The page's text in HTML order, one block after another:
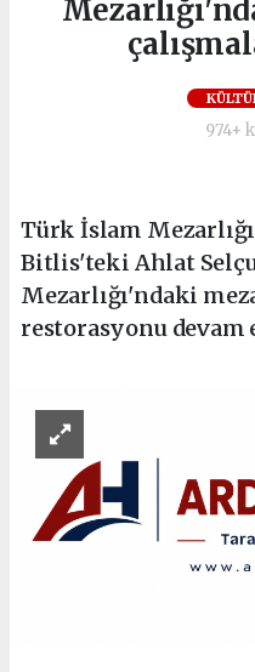
974+
Türk İslam
Bitlis'teki Ahlat
Mezarlığı'ndaki
restorasyonu devam